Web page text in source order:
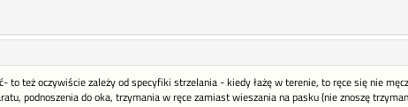
to też oczywiście zależy od specyfiki strzelania - kiedy łażę w terenie, to ręce się nie
podnoszenia do oka, trzymania w ręce zamiast wieszania na pasku (nie znoszę